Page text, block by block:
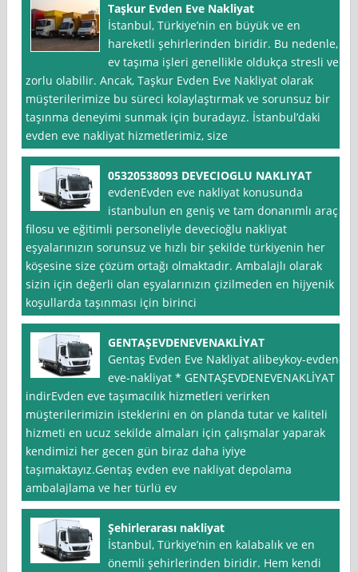
Taşkur Evden Eve Nakliyat
İstanbul, Türkiye’nin en büyük ve en
hareketli şehirlerinden biridir. Bu nedenle,
ev taşıma işleri genellikle oldukça stresli ve
zorlu olabilir. Ancak, Taşkur Evden Eve Nakliyat olarak
müşterilerimize bu süreci kolaylaştırmak ve sorunsuz bir
taşınma deneyimi sunmak için buradayız. İstanbul’daki
evden eve nakliyat hizmetlerimiz, size
05320538093 DEVECIOGLU NAKLIYAT
evdenEvden eve nakliyat konusunda
istanbulun en geniş ve tam donanımlı araç
filosu ve eğitimli personeliyle devecioğlu nakliyat
eşyalarınızın sorunsuz ve hızlı bir şekilde türkiyenin her
köşesine size çözüm ortağı olmaktadır. Ambalajlı olarak
sizin için değerli olan eşyalarınızın çizilmeden en hijyenik
koşullarda taşınması için birinci
GENTAŞEVDENEVENAKLİYAT
Gentaş Evden Eve Nakliyat alibeykoy-evden-
eve-nakliyat * GENTAŞEVDENEVENAKLİYAT
indirEvden eve taşımacılık hizmetleri verirken
müşterilerimizin isteklerini en ön planda tutar ve kaliteli
hizmeti en ucuz sekilde almaları için çalışmalar yaparak
kendimizi her gecen gün biraz daha iyiye
taşımaktayız.Gentaş evden eve nakliyat depolama
ambalajlama ve her türlü ev
Şehirlerarası nakliyat
İstanbul, Türkiye’nin en kalabalık ve en
önemli şehirlerinden biridir. Hem kendi